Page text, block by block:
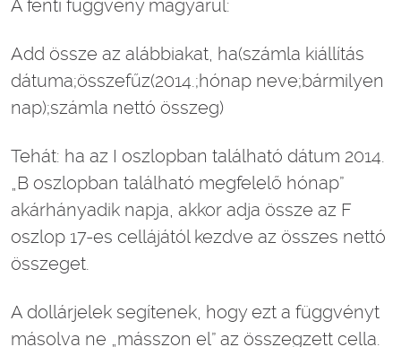
A fenti függvény magyarul:
Add össze az alábbiakat, ha(számla kiállítás
dátuma;összefűz(2014.;hónap neve;bármilyen
nap);számla nettó összeg)
Tehát: ha az I oszlopban található dátum 2014.
„B oszlopban található megfelelő hónap”
akárhányadik napja, akkor adja össze az F
oszlop 17-es cellájától kezdve az összes nettó
összeget.
A dollárjelek segítenek, hogy ezt a függvényt
másolva ne „másszon el” az összegzett cella.